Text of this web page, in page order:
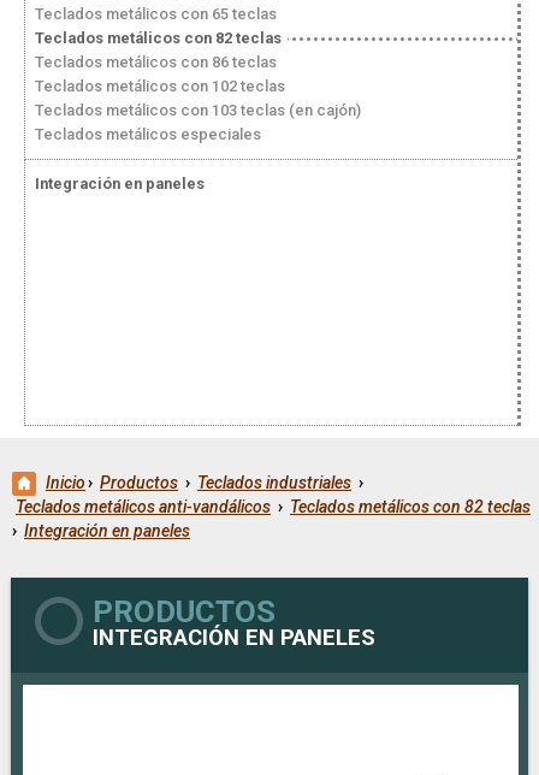
Teclados metálicos con 65 teclas
Teclados metálicos con 82 teclas
Teclados metálicos con 86 teclas
Teclados metálicos con 102 teclas
Teclados metálicos con 103 teclas (en cajón)
Teclados metálicos especiales
Integración en paneles
Inicio› Productos › Teclados industriales ›
Teclados metálicos anti-vandálicos › Teclados metálicos con 82 teclas
› Integración en paneles
PRODUCTOS
INTEGRACIÓN EN PANELES